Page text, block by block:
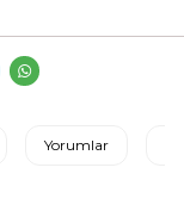
Yorumlar